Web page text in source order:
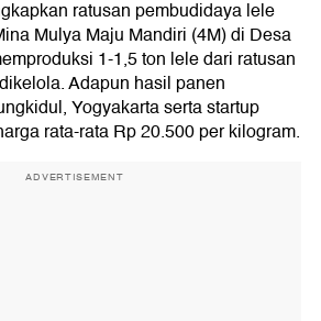
ratusan pembudidaya lele
Mulya Maju Mandiri (4M) di Desa
1-1,5 ton lele dari ratusan
Adapun hasil panen
Yogyakarta serta startup
rata-rata Rp 20.500 per kilogram.
ADVERTISEMENT